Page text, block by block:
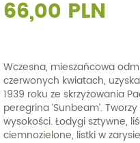
66,00 PLN
Wczesna, mieszańcowa
czerwonych kwiatach,
1939 roku ze skrzyżowania
peregrina ‘Sunbeam’.
wysokości. Łodygi sztywne,
ciemnozielone, listki w